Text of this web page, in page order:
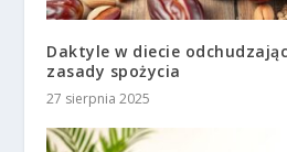
Daktyle w diecie
zasady spożycia
27 sierpnia 2025